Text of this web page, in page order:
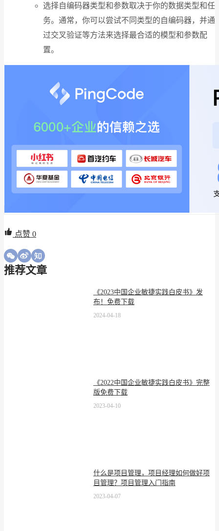
选择自编码器类型和参数取决于你的数据类型和任
务。通常，你可以尝试不同类型的自编码器，并通
过交叉验证等方法来选择最合适的模型和参数配
置。
点赞 0
推荐文章
《2023中国企业敏捷实践白皮书》发
布！免费下载
2024-04-18
《2022中国企业敏捷实践白皮书》完整
版免费下载
2023-04-10
什么是项目管理，项目经理如何做好项
目管理？项目管理入门指南
2023-04-07